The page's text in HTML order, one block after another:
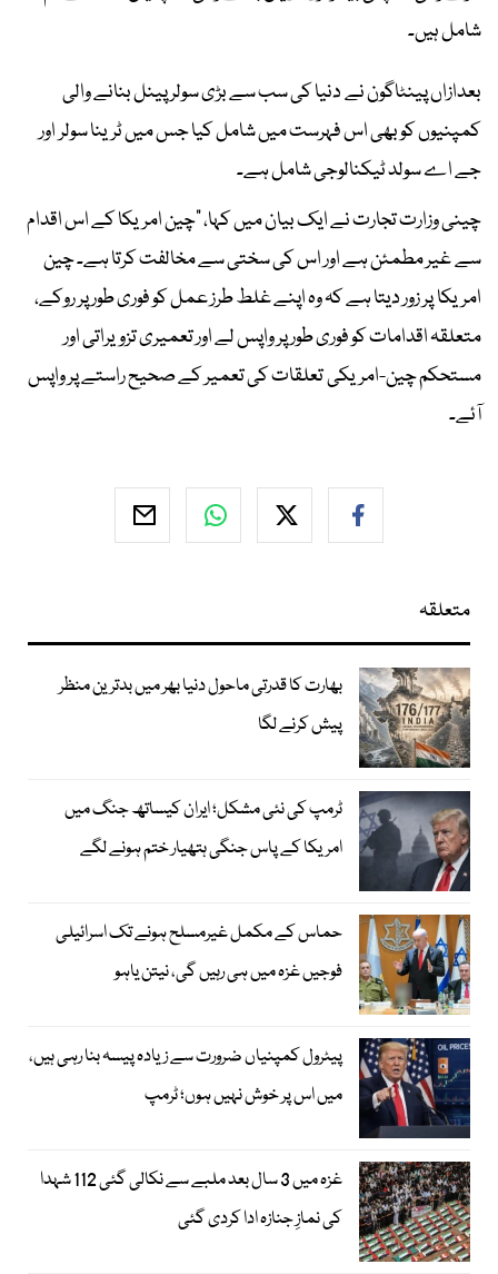
شامل ہیں۔
بعدازاں پینٹاگون نے دنیا کی سب سے بڑی سولر پینل بنانے والی
کمپنیوں کو بھی اس فہرست میں شامل کیا جس میں ٹرینا سولر اور
جے اے سولد ٹیکنالوجی شامل ہے۔
چینی وزارت تجارت نے ایک بیان میں کہا، "چین امریکا کے اس اقدام
سے غیر مطمئن ہے اور اس کی سختی سے مخالفت کرتا ہے۔ چین
امریکا پر زور دیتا ہے کہ وہ اپنے غلط طرز عمل کو فوری طور پر روکے،
متعلقہ اقدامات کو فوری طور پر واپس لے اور تعمیری تزویراتی اور
مستحکم چین-امریکی تعلقات کی تعمیر کے صحیح راستے پر واپس
آئے۔
متعلقہ
بھارت کا قدرتی ماحول دنیا بھر میں بدترین منظر
پیش کرنے لگا
ٹرمپ کی نئی مشکل؛ ایران کیساتھ جنگ میں
امریکا کے پاس جنگی ہتھیار ختم ہونے لگے
حماس کے مکمل غیرمسلح ہونے تک اسرائیلی
فوجیں غزہ میں ہی رہیں گی، نیتن یاہو
پیٹرول کمپنیاں ضرورت سے زیادہ پیسہ بنا رہی ہیں،
میں اس پر خوش نہیں ہوں؛ ٹرمپ
غزہ میں 3 سال بعد ملبے سے نکالی گئی 112 شہدا
کی نمازِ جنازہ ادا کردی گئی